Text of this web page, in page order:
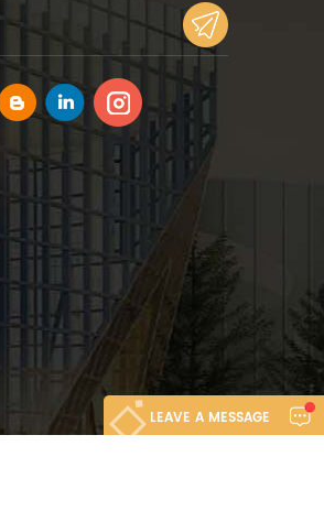
LEAVE A MESSAGE